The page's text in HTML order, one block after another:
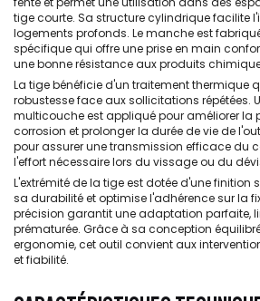
tige courte. Sa structure cylindrique facilite
logements profonds. Le manche est
spécifique qui offre une prise en main
une bonne résistance aux produits
La tige bénéficie d'un traitement thermique
robustesse face aux sollicitations répétées.
multicouche est appliqué pour améliorer la
corrosion et prolonger la durée de vie de
pour assurer une transmission efficace du
l'effort nécessaire lors du vissage ou du
L'extrémité de la tige est dotée d'une finition
sa durabilité et optimise l'adhérence sur la
précision garantit une adaptation parfaite,
prématurée. Grâce à sa conception
ergonomie, cet outil convient aux
et fiabilité.